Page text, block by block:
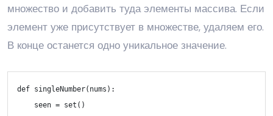
множество и добавить туда элементы массива. Если
элемент уже присутствует в множестве, удаляем его.
В конце останется одно уникальное значение.
def singleNumber(nums):
    seen =
set ()